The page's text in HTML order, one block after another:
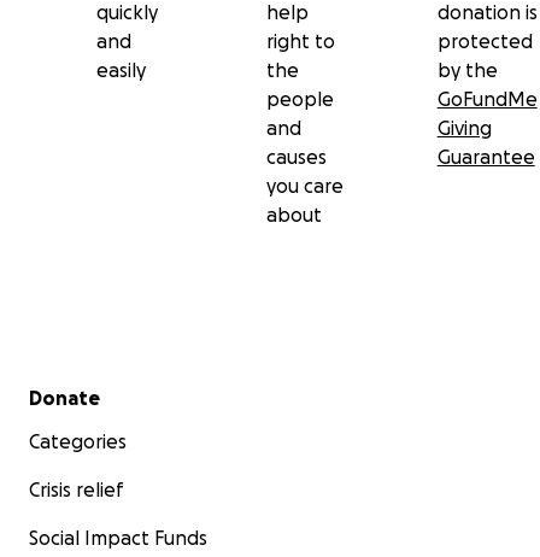
quickly
and
easily
help
right to
the
people
and
causes
you care
about
donation is
protected
by the
GoFundMe
Giving
Guarantee
Secondary menu
Donate
Categories
Crisis relief
Social Impact Funds